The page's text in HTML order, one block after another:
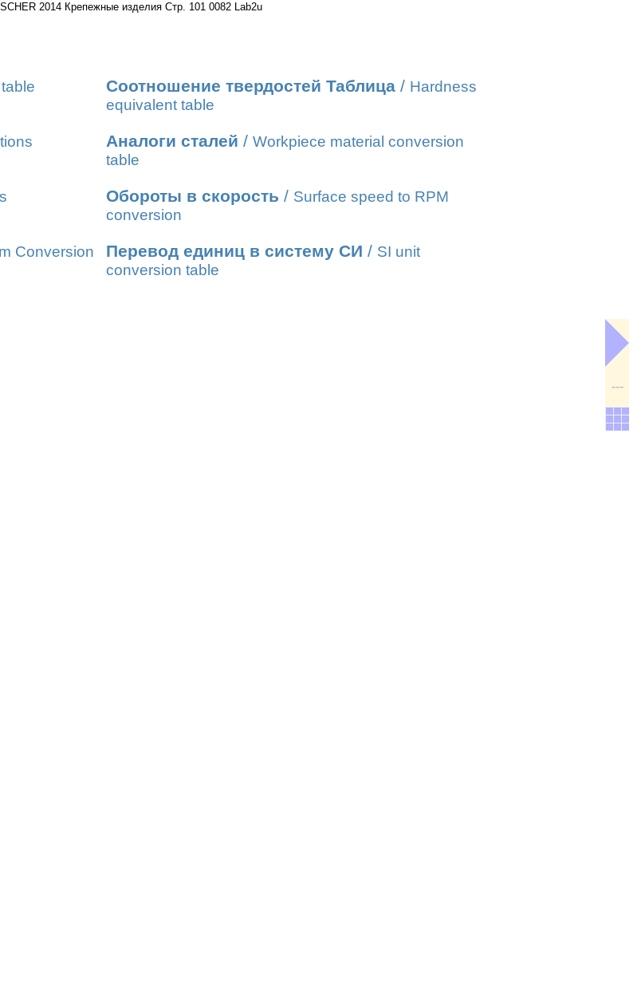
2014 Крепежные изделия Стр. 101 0082 Lab2u
Соотношение твердостей Таблица / Hardness
equivalent table
Аналоги сталей / Workpiece material conversion
table
Обороты в скорость / Surface speed to RPM
conversion
Conversion
Перевод единиц в систему СИ / SI unit
conversion table
---